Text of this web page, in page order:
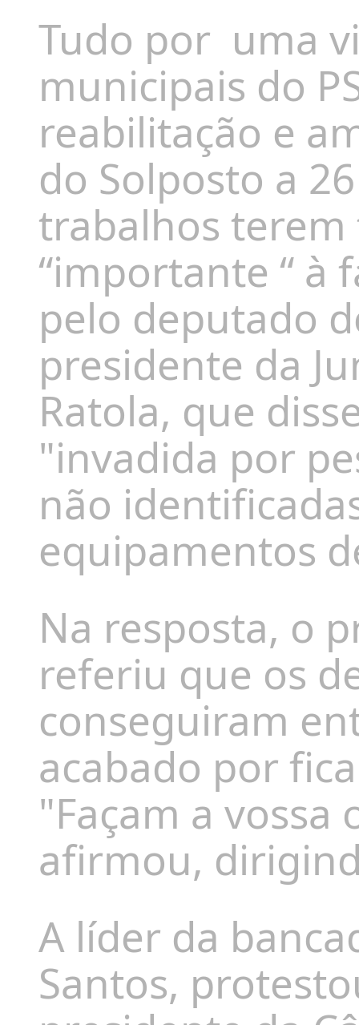
Tudo por uma
municipais do
reabilitação e
do Solposto a
trabalhos
“importante “
pelo deputado
presidente da
Ratola, que
"invadida por
não
equipamentos
Na resposta, o
referiu que os
conseguiram
acabado por
"Façam a
afirmou,
A líder da
Santos,